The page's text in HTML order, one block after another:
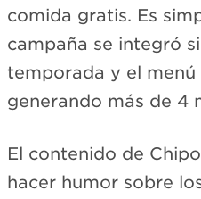
comida gratis. Es
campaña se integró
temporada y el menú
generando más de 4
El contenido de
hacer humor sobre